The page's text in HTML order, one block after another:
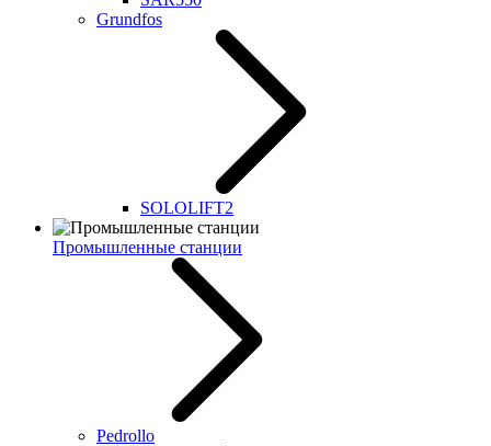
Grundfos
SOLOLIFT2
Промышленные станции
Pedrollo